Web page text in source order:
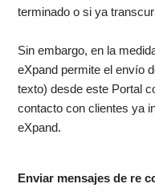
terminado o si ya
Sin embargo, en la
eXpand permite el envío
texto) desde este Portal
contacto con clientes ya
eXpand.
Enviar mensajes de re